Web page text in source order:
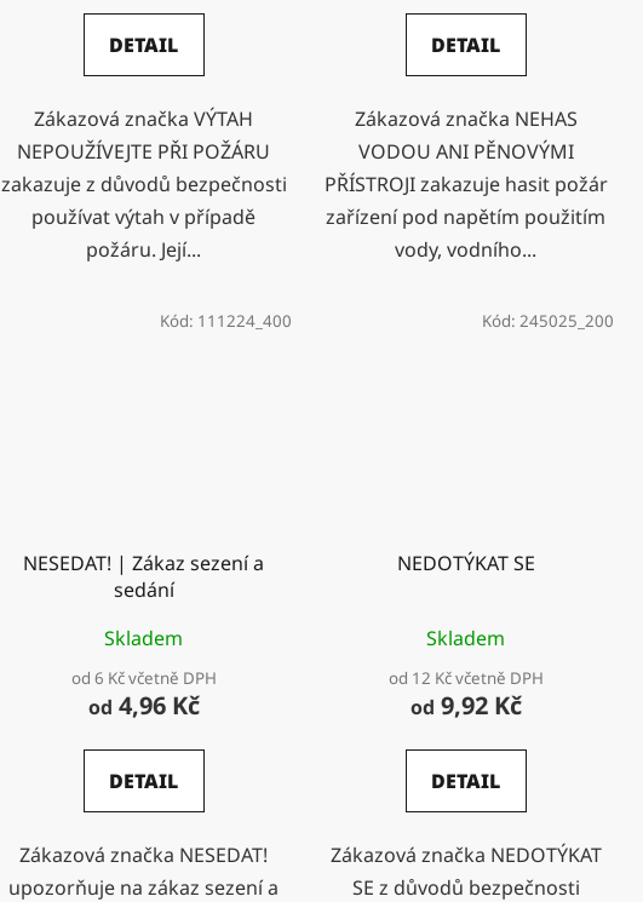
DETAIL
Zákazová značka VÝTAH
NEPOUŽÍVEJTE PŘI POŽÁRU
zakazuje z důvodů bezpečnosti
používat výtah v případě
požáru. Její...
DETAIL
Zákazová značka NEHAS
VODOU ANI PĚNOVÝMI
PŘÍSTROJI zakazuje hasit požár
zařízení pod napětím použitím
vody, vodního...
NESEDAT! | Zákaz sezení a
sedání
Skladem
od 6 Kč včetně DPH
od 4,96 Kč
DETAIL
Zákazová značka NESEDAT!
upozorňuje na zákaz sezení a
Kód: 111224_400
NEDOTÝKAT SE
Skladem
od 12 Kč včetně DPH
od 9,92 Kč
DETAIL
Zákazová značka NEDOTÝKAT
SE z důvodů bezpečnosti
Kód: 245025_200